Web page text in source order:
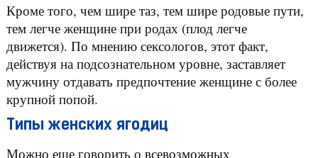
Кроме того, чем шире таз, тем шире родовые пути,
тем легче женщине при родах (плод легче
движется). По мнению сексологов, этот факт,
действуя на подсознательном уровне, заставляет
мужчину отдавать предпочтение женщине с более
крупной попой.
Типы женских ягодиц
Можно еще говорить о всевозможных